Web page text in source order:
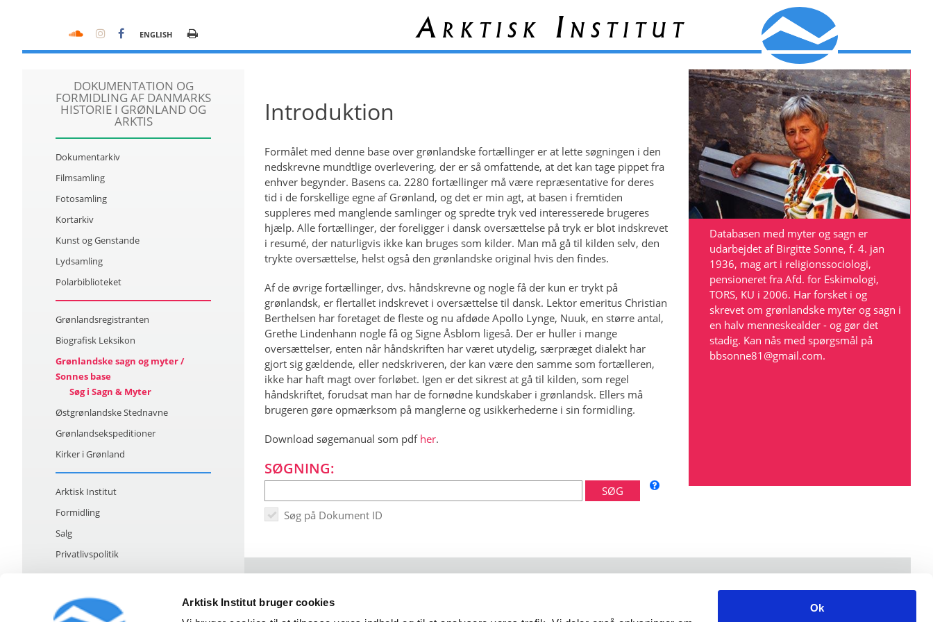
Arktisk Institut bruger cookies
Ok
ENGLISH
DOKUMENTATION OG
FORMIDLING AF DANMARKS
HISTORIE I GRØNLAND OG
ARKTIS
Dokumentarkiv
Filmsamling
Fotosamling
Kortarkiv
Kunst og Genstande
Lydsamling
Polarbiblioteket
Grønlandsregistranten
Biografisk Leksikon
Grønlandske sagn og myter /
Sonnes base
Søg i Sagn & Myter
Østgrønlandske Stednavne
Grønlandsekspeditioner
Kirker i Grønland
Arktisk Institut
Formidling
Salg
Privatlivspolitik
Arktisk Institut
Introduktion
Formålet med denne base over grønlandske fortællinger er at lette søgningen i den
nedskrevne mundtlige overlevering, der er så omfattende, at det kan tage pippet fra
enhver begynder. Basens ca. 2280 fortællinger må være repræsentative for deres
tid i de forskellige egne af Grønland, og det er min agt, at basen i fremtiden
suppleres med manglende samlinger og spredte tryk ved interesserede brugeres
hjælp. Alle fortællinger, der foreligger i dansk oversættelse på tryk er blot indskrevet
i resumé, der naturligvis ikke kan bruges som kilder. Man må gå til kilden selv, den
trykte oversættelse, helst også den grønlandske original hvis den findes.
Af de øvrige fortællinger, dvs. håndskrevne og nogle få der kun er trykt på
grønlandsk, er flertallet indskrevet i oversættelse til dansk. Lektor emeritus Christian
Berthelsen har foretaget de fleste og nu afdøde Apollo Lynge, Nuuk, en større antal,
Grethe Lindenhann nogle få og Signe Åsblom ligeså. Der er huller i mange
oversættelser, enten når håndskriften har været utydelig, særpræget dialekt har
gjort sig gældende, eller nedskriveren, der kan være den samme som fortælleren,
ikke har haft magt over forløbet. Igen er det sikrest at gå til kilden, som regel
håndskriftet, forudsat man har de fornødne kundskaber i grønlandsk. Ellers må
brugeren gøre opmærksom på manglerne og usikkerhederne i sin formidling.
Download søgemanual som pdf her.
SØGNING:
Søg på Dokument ID
Databasen med myter og sagn er
udarbejdet af Birgitte Sonne, f. 4. jan
1936, mag art i religionssociologi,
pensioneret fra Afd. for Eskimologi,
TORS, KU i 2006. Har forsket i og
skrevet om grønlandske myter og sagn i
en halv menneskealder - og gør det
stadig. Kan nås med spørgsmål på
bbsonne81@gmail.com.
Strandgade 102